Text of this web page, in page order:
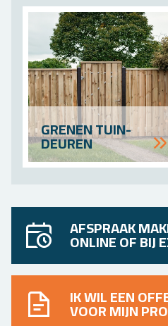
GRE­NEN TUIN­
DEUREN
AFSPRAAK
ONLINE OF BIJ
IK WIL EEN
VOOR MIJN